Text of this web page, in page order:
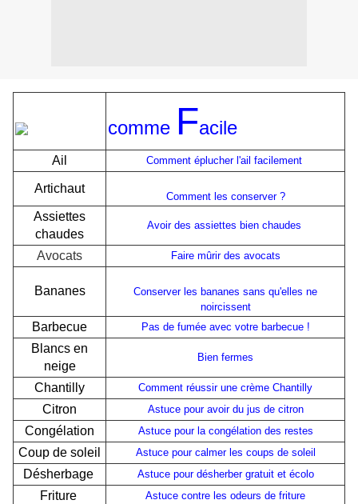
comme Facile
Ail Comment éplucher l'ail facilement
Artichaut
Comment les conserver ?
Assiettes
chaudes
Avoir des assiettes bien chaudes
Avocats Faire mûrir des avocats
Bananes
Conserver les bananes sans qu'elles ne
noircissent
Barbecue Pas de fumée avec votre barbecue !
Blancs en
neige
Bien fermes
Chantilly Comment réussir une crème Chantilly
Citron Astuce pour avoir du jus de citron
Congélation Astuce pour la congélation des restes
Coup de soleil Astuce pour calmer les coups de soleil
Désherbage Astuce pour désherber gratuit et écolo
Friture Astuce contre les odeurs de friture